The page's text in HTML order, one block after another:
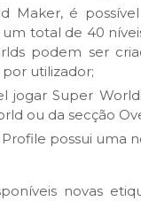
Maker, é
total de 40
podem ser
utilizador;
jogar Super
ou da secção
possui uma
novas